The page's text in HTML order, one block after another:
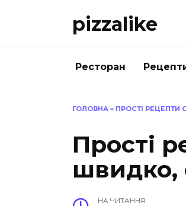
pizzalike
Ресторан
ГОЛОВНА » ПРОСТІ РЕЦЕПТИ
Прості
швидко,
НА ЧИТАННЯ